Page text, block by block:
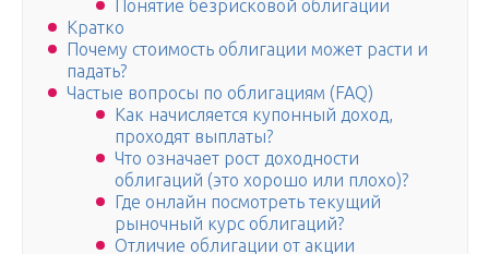
Понятие безрисковой облигации
Кратко
Почему стоимость облигации может расти и
падать?
Частые вопросы по облигациям (FAQ)
Как начисляется купонный доход,
проходят выплаты?
Что означает рост доходности
облигаций (это хорошо или плохо)?
Где онлайн посмотреть текущий
рыночный курс облигаций?
Отличие облигации от акции